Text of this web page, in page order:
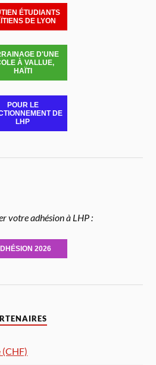
ÉTUDIANTS
DE LYON
D'UNE
À VALLUE,
HAÏTI
POUR LE
DE
LHP
votre adhésion à LHP :
2026